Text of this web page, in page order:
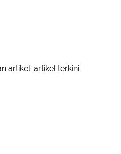
artikel-artikel terkini